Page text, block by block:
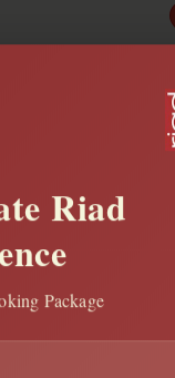
Riad
Package